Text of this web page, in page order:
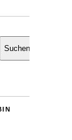
Suchen